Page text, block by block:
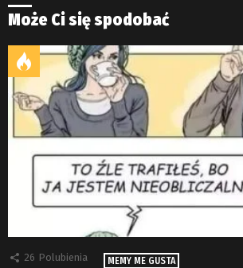
Może Ci się spodobać
26 Polubienia MEMY ME GUSTA